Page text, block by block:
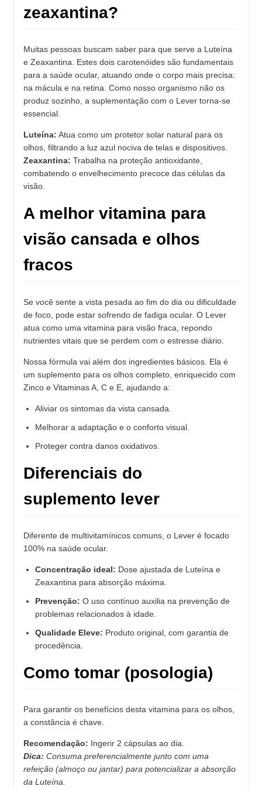
zeaxantina?
Muitas pessoas buscam saber para que serve a Luteína
e Zeaxantina. Estes dois carotenóides são fundamentais
para a saúde ocular, atuando onde o corpo mais precisa:
na mácula e na retina. Como nosso organismo não os
produz sozinho, a suplementação com o Lever torna-se
essencial.
Luteína: Atua como um protetor solar natural para os
olhos, filtrando a luz azul nociva de telas e dispositivos.
Zeaxantina: Trabalha na proteção antioxidante,
combatendo o envelhecimento precoce das células da
visão.
A melhor vitamina para
visão cansada e olhos
fracos
Se você sente a vista pesada ao fim do dia ou dificuldade
de foco, pode estar sofrendo de fadiga ocular. O Lever
atua como uma vitamina para visão fraca, repondo
nutrientes vitais que se perdem com o estresse diário.
Nossa fórmula vai além dos ingredientes básicos. Ela é
um suplemento para os olhos completo, enriquecido com
Zinco e Vitaminas A, C e E, ajudando a:
Aliviar os sintomas da vista cansada.
Melhorar a adaptação e o conforto visual.
Proteger contra danos oxidativos.
Diferenciais do
suplemento lever
Diferente de multivitamínicos comuns, o Lever é focado
100% na saúde ocular.
Concentração ideal: Dose ajustada de Luteína e
Zeaxantina para absorção máxima.
Prevenção: O uso contínuo auxilia na prevenção de
problemas relacionados à idade.
Qualidade Eleve: Produto original, com garantia de
procedência.
Como tomar (posologia)
Para garantir os benefícios desta vitamina para os olhos,
a constância é chave.
Recomendação: Ingerir 2 cápsulas ao dia.
Dica: Consuma preferencialmente junto com uma
refeição (almoço ou jantar) para potencializar a absorção
da Luteína.